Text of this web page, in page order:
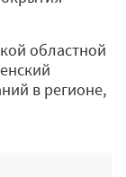
областной
в регионе,